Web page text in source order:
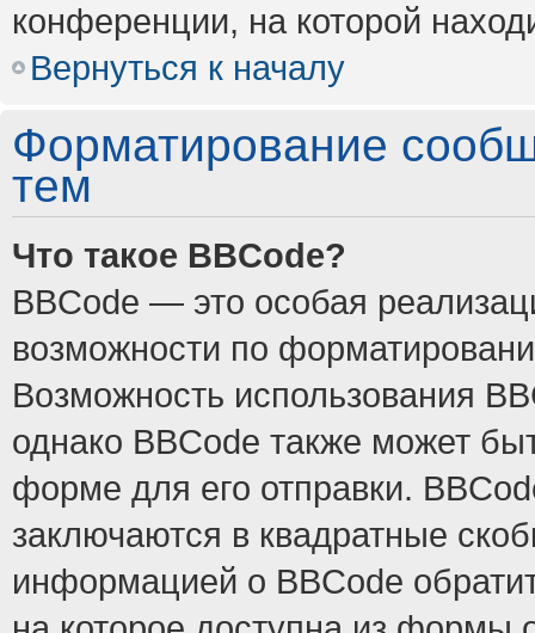
конференции, на которой
Вернуться к началу
Форматирование
тем
Что такое BBCode?
BBCode — это особая
возможности по
Возможность использования
однако BBCode также может
форме для его отправки.
заключаются в квадратные
информацией о BBCode